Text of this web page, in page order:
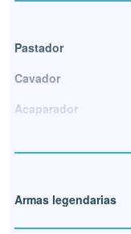
Pastador
Cavador
Acaparador
Armas legendarias